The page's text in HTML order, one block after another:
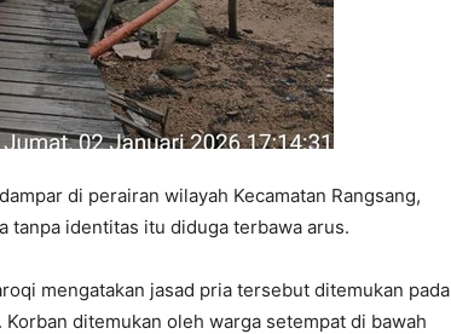
di perairan wilayah Kecamatan Rangsang,
tanpa identitas itu diduga terbawa arus.
mengatakan jasad pria tersebut ditemukan pada
ditemukan oleh warga setempat di bawah